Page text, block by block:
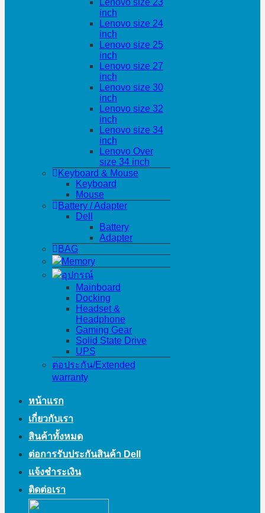
Lenovo size 23
inch
Lenovo size 24
inch
Lenovo size 25
inch
Lenovo size 27
inch
Lenovo size 30
inch
Lenovo size 32
inch
Lenovo size 34
inch
Lenovo Over
size 34 inch
Keyboard & Mouse
Keyboard
Mouse
Battery / Adapter
Dell
Battery
Adapter
BAG
Memory
อุปกรณ์
Mainboard
Docking
Headset &
Headphone
Gaming Gear
Solid State Drive
UPS
ต่อประกัน/Extended
warranty
หน้าแรก
เกี่ยวกับเรา
สินค้าทั้งหมด
ต่อการรับประกันสินค้า Dell
แจ้งชำระเงิน
ติดต่อเรา